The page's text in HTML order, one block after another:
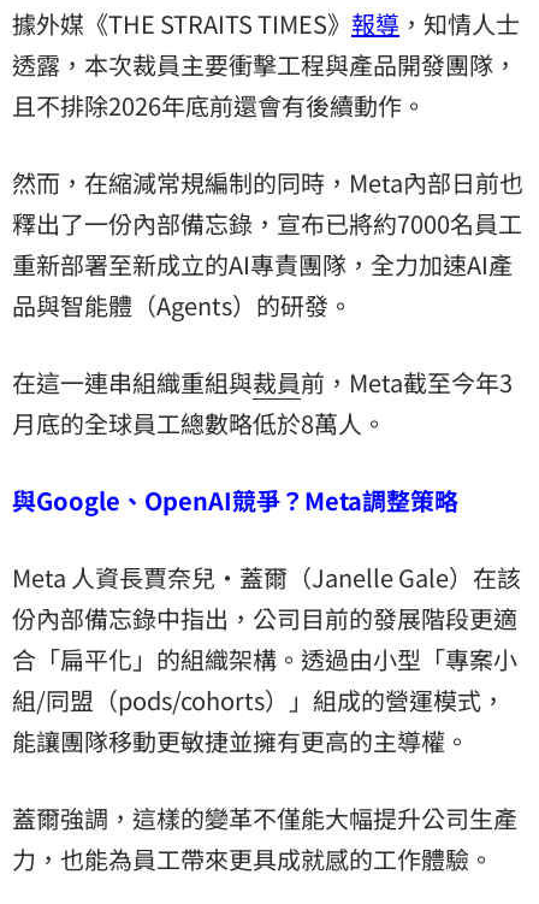
據外媒《THE STRAITS TIMES》 報導 ，知情人士
透露，本次裁員主要衝擊工程與產品開發團隊，
且不排除2026年底前還會有後續動作。
然而，在縮減常規編制的同時，Meta內部日前也
釋出了一份內部備忘錄，宣布已將約7000名員工
重新部署至新成立的AI專責團隊，全力加速AI產
品與智能體（Agents）的研發。
在這一連串組織重組與裁員前，Meta截至今年3
月底的全球員工總數略低於8萬人。
與Google、OpenAI競爭？Meta調整策略
Meta 人資長賈奈兒·蓋爾（Janelle Gale）在該
份內部備忘錄中指出，公司目前的發展階段更適
合「扁平化」的組織架構。透過由小型「專案小
組/同盟（pods/cohorts）」組成的營運模式，
能讓團隊移動更敏捷並擁有更高的主導權。
蓋爾強調，這樣的變革不僅能大幅提升公司生產
力，也能為員工帶來更具成就感的工作體驗。